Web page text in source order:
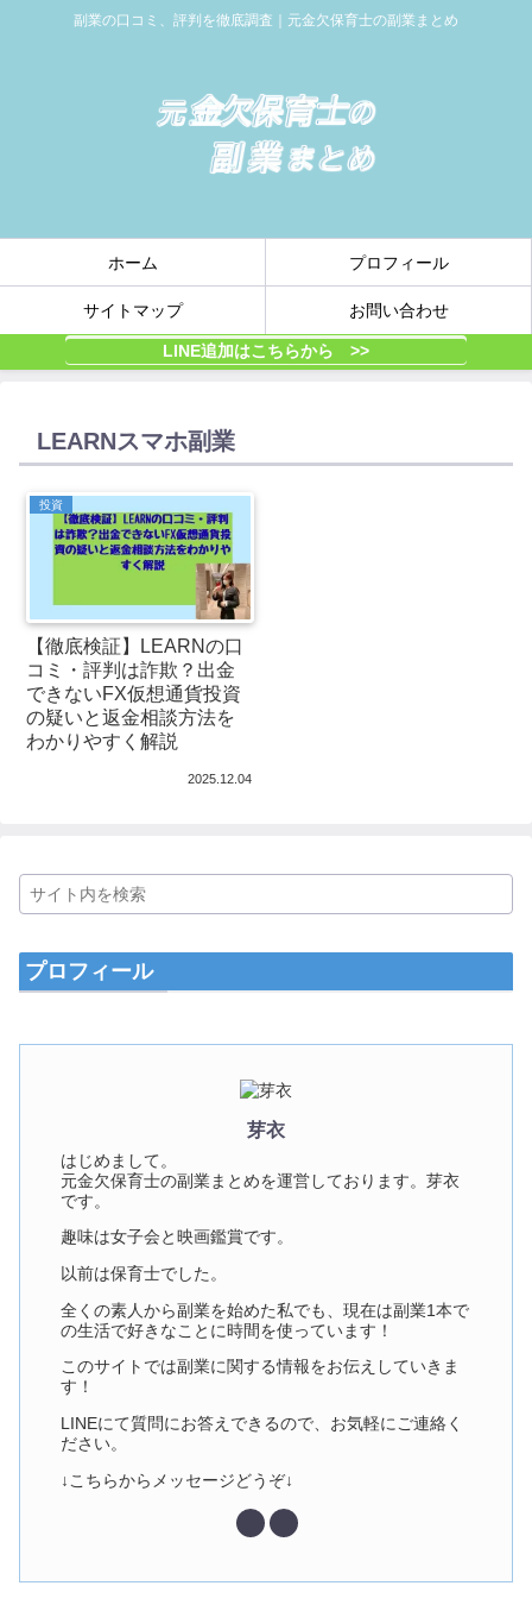
副業の口コミ、評判を徹底調査｜元金欠保育士の副業まとめ
ホーム プロフィール
サイトマップ お問い合わせ
LINE追加はこちらから >>
LEARNスマホ副業
投資
【徹底検証】LEARNの口
コミ・評判は詐欺？出金
できないFX仮想通貨投資
の疑いと返金相談方法を
わかりやすく解説
2025.12.04
プロフィール
芽衣
はじめまして。
元金欠保育士の副業まとめを運営しております。芽衣
です。
趣味は女子会と映画鑑賞です。
以前は保育士でした。
全くの素人から副業を始めた私でも、現在は副業1本で
の生活で好きなことに時間を使っています！
このサイトでは副業に関する情報をお伝えしていきま
す！
LINEにて質問にお答えできるので、お気軽にご連絡く
ださい。
↓こちらからメッセージどうぞ↓